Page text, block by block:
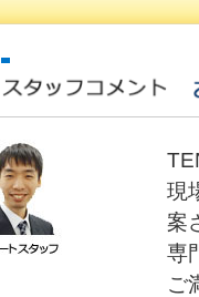
現
案
専
ご